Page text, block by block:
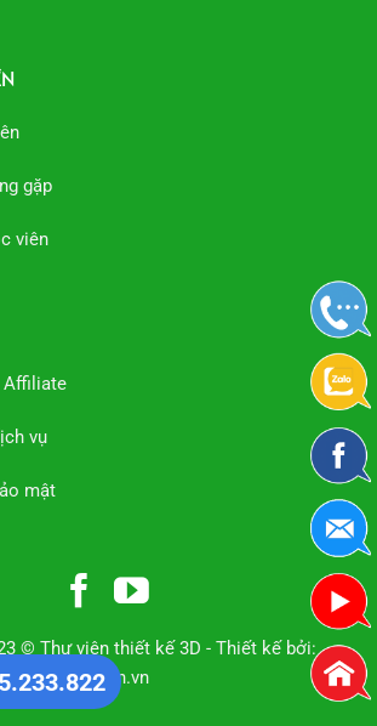
gặp
viên
Affiliate
vụ
mật
© Thư viện thiết kế 3D - Thiết kế bởi:
Manhan.vn